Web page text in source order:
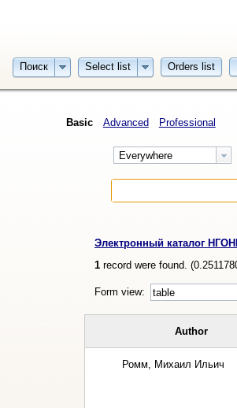
Поиск Select list Orders list
Basic Advanced Professional
Everywhere
Электронный каталог
1record were found. (
Form view: table
Author
Ромм, Михаил Ильич